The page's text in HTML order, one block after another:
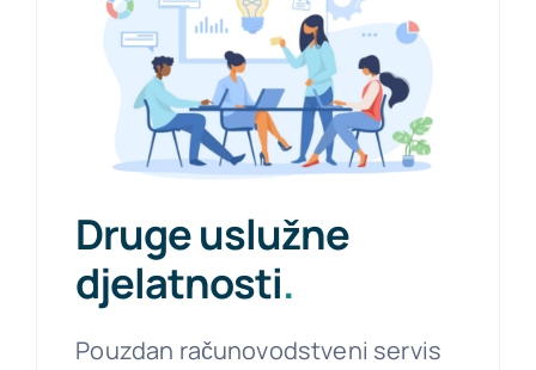
Druge uslužne
djelatnosti.
Pouzdan računovodstveni servis